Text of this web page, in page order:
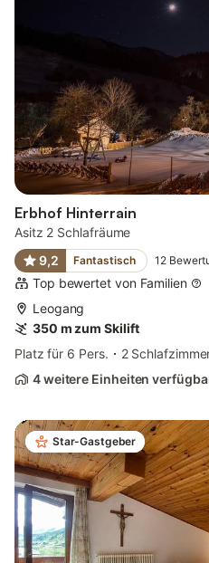
Erbhof Hinterrain
Asitz 2 Schlafräume
9,2
Fantastisch 12
Top bewertet von Familien
Leogang
350 m zum Skilift
Platz für 6 Pers.
2
4 weitere Einheiten
Star-Gastgeber